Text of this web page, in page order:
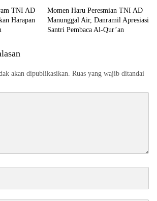
TNI AD
Harapan
Momen Haru Peresmian TNI AD
Manunggal Air, Danramil Apresiasi
Santri Pembaca Al-Qur’an
akan dipublikasikan. Ruas yang wajib ditandai